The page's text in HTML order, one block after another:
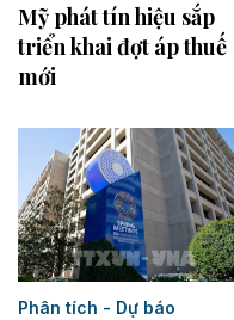
Mỹ phát tín hiệu sắp
triển khai đợt áp thuế
mới
Phân tích - Dự báo